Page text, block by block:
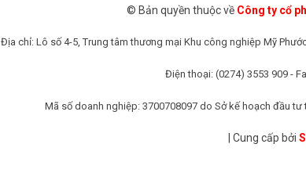
© Bản quyền thuộc về Công ty cổ
Địa chỉ: Lô số 4-5, Trung tâm thương mại Khu công nghiệp Mỹ
Điện thoại: (0274) 3553 909 -
Mã số doanh nghiệp: 3700708097 do Sở kế hoạch đầu
Cung cấp bởi